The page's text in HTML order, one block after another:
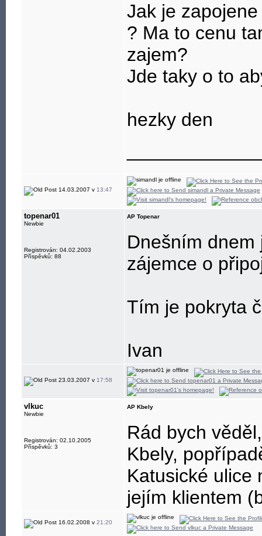
Jak je
? Ma to cenu
zajem?
Jde taky o to
hezky den
14.03.2007 v 13:47
topenar01
Newbie
Registrován: 04.02.2003
Příspěvků: 88
AP Topenar
Dnešním dnem
zájemce o
Tím je pokryta
Ivan
23.03.2007 v 17:58
vlkuc
Newbie
Registrován: 02.10.2005
Příspěvků: 3
AP Kbely
Rád bych
Kbely,
Katusické ulice
jejím klientem
16.02.2008 v 21:20